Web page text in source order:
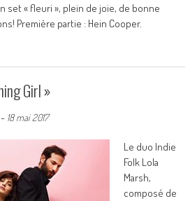
set « fleuri », plein de joie, de bonne
Première partie : Hein Cooper.
Girl »
18 mai 2017
Le duo Indie
Folk Lola
Marsh,
composé de